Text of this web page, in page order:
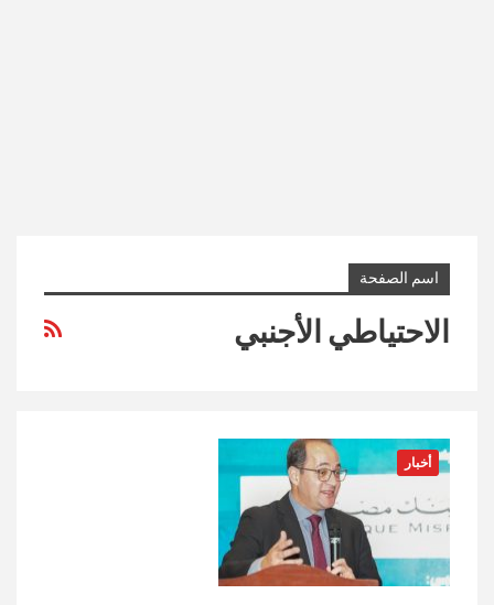
اسم الصفحة
الاحتياطي الأجنبي
أخبار